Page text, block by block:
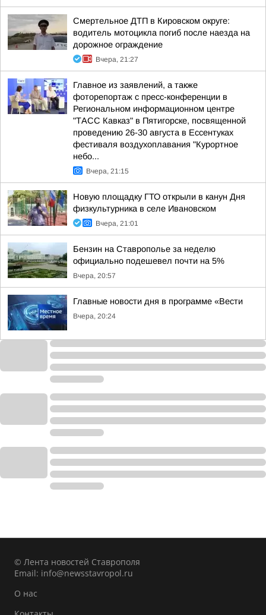
Смертельное ДТП в Кировском округе:
водитель мотоцикла погиб после наезда на
дорожное ограждение
Вчера, 21:27
Главное из заявлений, а также
фоторепортаж с пресс-конференции в
Региональном информационном центре
"ТАСС Кавказ" в Пятигорске, посвященной
проведению 26-30 августа в Ессентуках
фестиваля воздухоплавания "Курортное
небо...
Вчера, 21:15
Новую площадку ГТО открыли в канун Дня
физкультурника в селе Ивановском
Вчера, 21:01
Бензин на Ставрополье за неделю
официально подешевел почти на 5%
Вчера, 20:57
Главные новости дня в программе «Вести
Вчера, 20:24
© Лента новостей Ставрополя
Email: info@newsstavropol.ru
О нас